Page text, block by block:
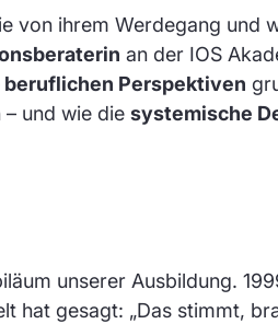
von ihrem Werdegang und
an der IOS
beruflichen Perspektiven
und wie die systemische
unserer Ausbildung.
hat gesagt: „Das stimmt,